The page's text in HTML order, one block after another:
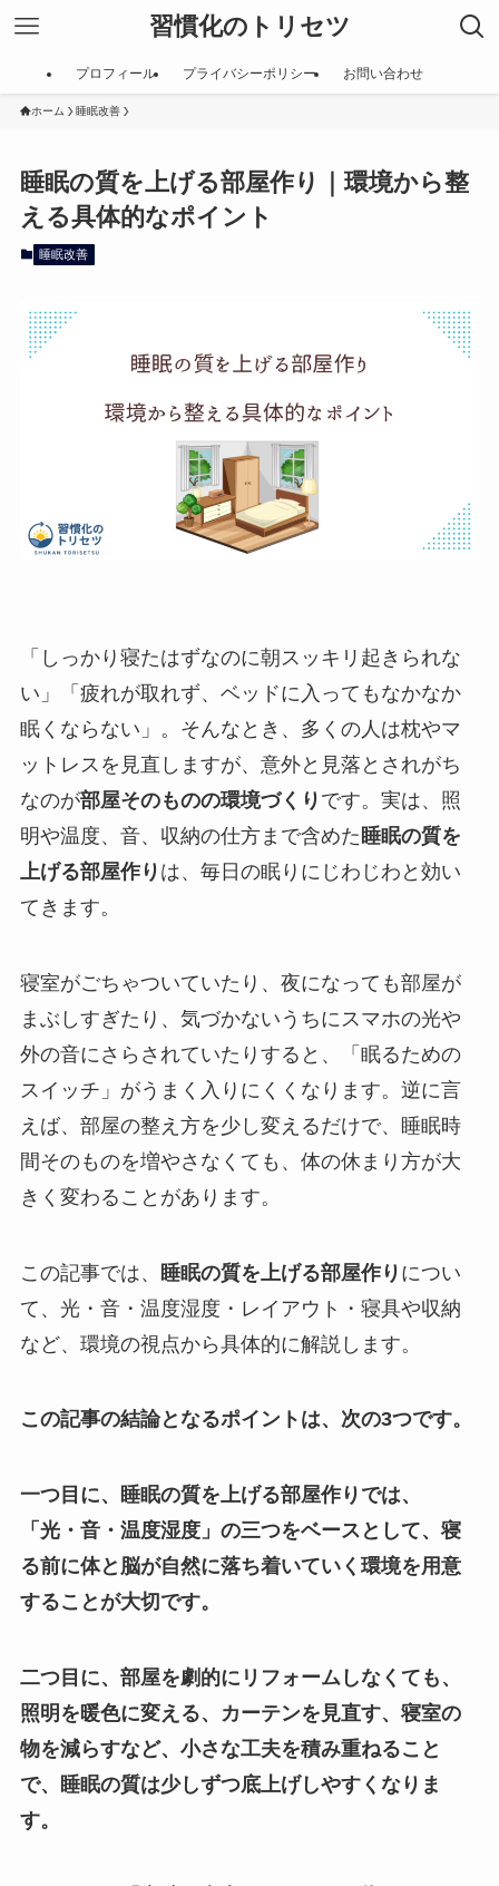
習慣化のトリセツ
プロフィール プライバシーポリシー お問い合わせ
ホーム 睡眠改善
睡眠の質を上げる部屋作り｜環境から整
える具体的なポイント
睡眠改善
「しっかり寝たはずなのに朝スッキリ起きられな
い」「疲れが取れず、ベッドに入ってもなかなか
眠くならない」。そんなとき、多くの人は枕やマ
ットレスを見直しますが、意外と見落とされがち
なのが部屋そのものの環境づくり です。実は、照
明や温度、音、収納の仕方まで含めた 睡眠の質を
上げる部屋作り は、毎日の眠りにじわじわと効い
てきます。
寝室がごちゃついていたり、夜になっても部屋が
まぶしすぎたり、気づかないうちにスマホの光や
外の音にさらされていたりすると、「眠るための
スイッチ」がうまく入りにくくなります。逆に言
えば、部屋の整え方を少し変えるだけで、睡眠時
間そのものを増やさなくても、体の休まり方が大
きく変わることがあります。
この記事では、 睡眠の質を上げる部屋作り につい
て、光・音・温度湿度・レイアウト・寝具や収納
など、環境の視点から具体的に解説します。
この記事の結論となるポイントは、次の3つです。
一つ目に、睡眠の質を上げる部屋作りでは、
「光・音・温度湿度」の三つをベースとして、寝
る前に体と脳が自然に落ち着いていく環境を用意
することが大切です。
二つ目に、部屋を劇的にリフォームしなくても、
照明を暖色に変える、カーテンを見直す、寝室の
物を減らすなど、小さな工夫を積み重ねること
で、睡眠の質は少しずつ底上げしやすくなりま
す。